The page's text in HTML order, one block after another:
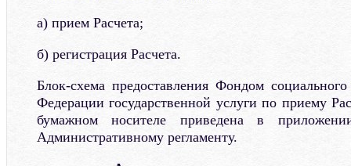
а) прием Расчета;
б) регистрация Расчета.
Блок-схема предоставления Фондом
Федерации государственной услуги по приему
бумажном носителе приведена в
Административному регламенту.